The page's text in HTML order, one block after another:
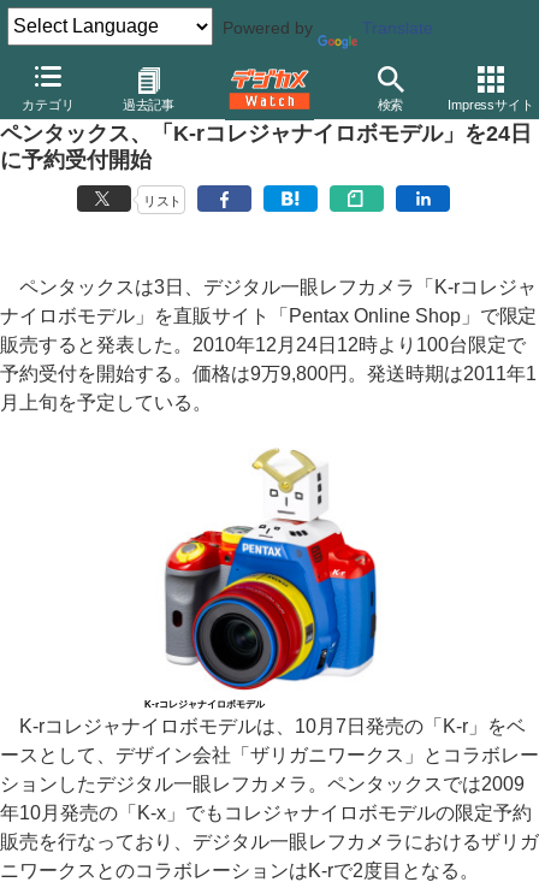
Powered by Translate
カテゴリ 過去記事 検索 Impressサイト
デジカメ Watch カメラ 一眼レフカメラ ペンタックス
ペンタックス、「K-rコレジャナイロボモデル」を24日
に予約受付開始
リスト
ペンタックスは3日、デジタル一眼レフカメラ「K-rコレジャ
ナイロボモデル」を直販サイト「Pentax Online Shop」で限定
販売すると発表した。2010年12月24日12時より100台限定で
予約受付を開始する。価格は9万9,800円。発送時期は2011年1
月上旬を予定している。
K-rコレジャナイロボモデル
K-rコレジャナイロボモデルは、10月7日発売の「K-r」をベ
ースとして、デザイン会社「ザリガニワークス」とコラボレー
ションしたデジタル一眼レフカメラ。ペンタックスでは2009
年10月発売の「K-x」でもコレジャナイロボモデルの限定予約
販売を行なっており、デジタル一眼レフカメラにおけるザリガ
ニワークスとのコラボレーションはK-rで2度目となる。